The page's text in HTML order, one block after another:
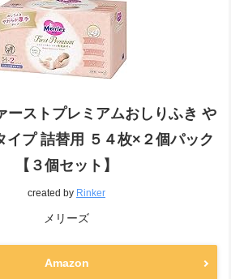
ーストプレミアムおしりふき や
イプ 詰替用 ５４枚×２個パック
【３個セット】
created by Rinker
メリーズ
Amazon